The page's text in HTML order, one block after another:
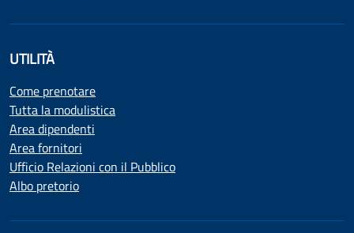
UTILITÀ
Come prenotare
Tutta la modulistica
Area dipendenti
Area fornitori
Ufficio Relazioni con il Pubblico
Albo pretorio